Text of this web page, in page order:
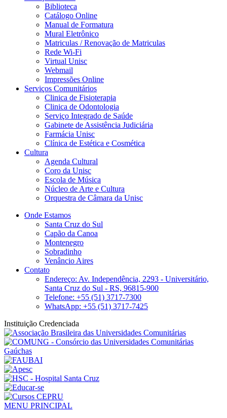
Biblioteca
Catálogo Online
Manual de Formatura
Mural Eletrônico
Matriculas / Renovação de Matriculas
Rede Wi-Fi
Virtual Unisc
Webmail
Impressões Online
Serviços Comunitários
Clinica de Fisioterapia
Clinica de Odontologia
Serviço Integrado de Saúde
Gabinete de Assistência Judiciária
Farmácia Unisc
Clínica de Estética e Cosmética
Cultura
Agenda Cultural
Coro da Unisc
Escola de Música
Núcleo de Arte e Cultura
Orquestra de Câmara da Unisc
Onde Estamos
Santa Cruz do Sul
Capão da Canoa
Montenegro
Sobradinho
Venâncio Aires
Contato
Endereço: Av. Independência, 2293 - Universitário,
Santa Cruz do Sul - RS, 96815-900
Telefone: +55 (51) 3717-7300
WhatsApp: +55 (51) 3717-7425
Instituição Credenciada
MENU PRINCIPAL